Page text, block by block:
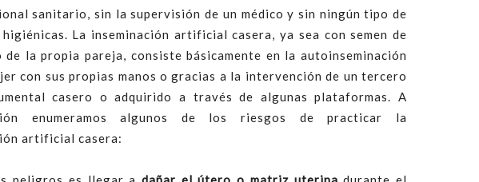
sanitario, sin la supervisión de un médico y sin ningún tipo de
La inseminación artificial casera, ya sea con semen de
de la propia pareja, consiste básicamente en la autoinseminación
con sus propias manos o gracias a la intervención de un tercero
casero o adquirido a través de algunas plataformas. A
enumeramos algunos de los riesgos de practicar la
artificial casera: